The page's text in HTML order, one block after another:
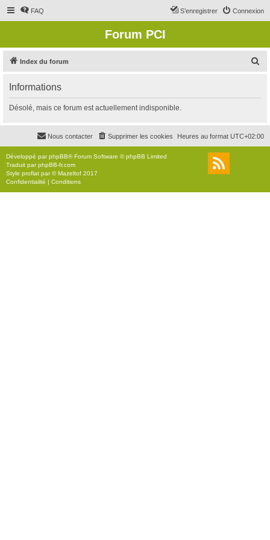
FAQ Connexion
S’enregistrer
Forum PCI
Index du forum
r
c
r
Informations
Désolé, mais ce forum est actuellement indisponible.
Heures au format UTC+02:00
Supprimer les cookies
Nous contacter
Développé parphpBB® Forum Software © phpBB Limited
Traduit parphpBB-fr.com
Style proflat par ©Mazeltof 2017
Confidentialité | Conditions